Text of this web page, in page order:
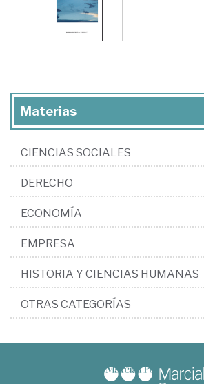
Materias
CIENCIAS SOCIALES
DERECHO
ECONOMÍA
EMPRESA
HISTORIA Y CIENCIAS HUMANAS
OTRAS CATEGORÍAS